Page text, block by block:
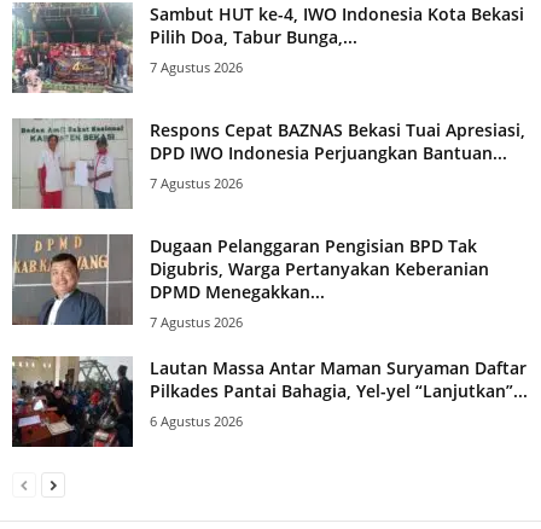
Sambut HUT ke-4, IWO Indonesia Kota Bekasi
Pilih Doa, Tabur Bunga,...
7 Agustus 2026
Respons Cepat BAZNAS Bekasi Tuai Apresiasi,
DPD IWO Indonesia Perjuangkan Bantuan...
7 Agustus 2026
Dugaan Pelanggaran Pengisian BPD Tak
Digubris, Warga Pertanyakan Keberanian
DPMD Menegakkan...
7 Agustus 2026
Lautan Massa Antar Maman Suryaman Daftar
Pilkades Pantai Bahagia, Yel-yel “Lanjutkan”...
6 Agustus 2026